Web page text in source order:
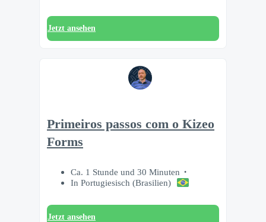
Jetzt ansehen
Primeiros passos com o Kizeo
Forms
Ca. 1 Stunde und 30 Minuten
In Portugiesisch (Brasilien)
Jetzt ansehen